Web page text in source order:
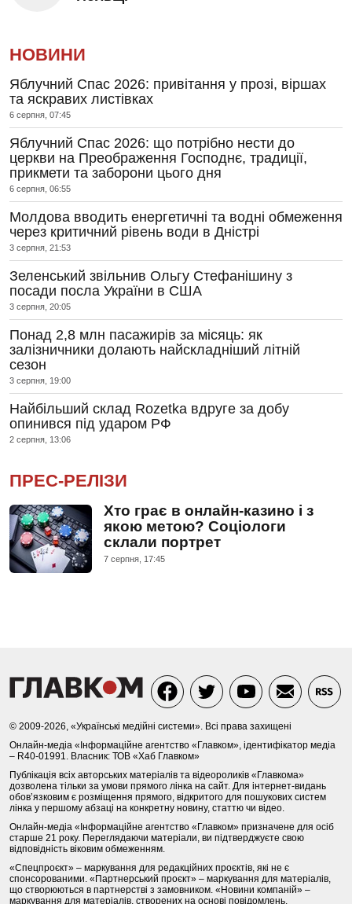
НОВИНИ
Яблучний Спас 2026: привітання у прозі, віршах
та яскравих листівках
6 серпня, 07:45
Яблучний Спас 2026: що потрібно нести до
церкви на Преображення Господнє, традиції,
прикмети та заборони цього дня
6 серпня, 06:55
Молдова вводить енергетичні та водні обмеження
через критичний рівень води в Дністрі
3 серпня, 21:53
Зеленський звільнив Ольгу Стефанішину з
посади посла України в США
3 серпня, 20:05
Понад 2,8 млн пасажирів за місяць: як
залізничники долають найскладніший літній
сезон
3 серпня, 19:00
Найбільший склад Rozetka вдруге за добу
опинився під ударом РФ
2 серпня, 13:06
ПРЕС-РЕЛІЗИ
Хто грає в онлайн-казино і з
якою метою? Соціологи
склали портрет
7 серпня, 17:45
© 2009-2026, «Українські медійні системи». Всі права захищені
Онлайн-медіа «Інформаційне агентство «Главком», ідентифікатор медіа
– R40-01991. Власник: ТОВ «Хаб Главком»
Публікація всіх авторських матеріалів та відеороликів «Главкома»
дозволена тільки за умови прямого лінка на сайт. Для інтернет-видань
обов’язковим є розміщення прямого, відкритого для пошукових систем
лінка у першому абзаці на конкретну новину, статтю чи відео.
Онлайн-медіа «Інформаційне агентство «Главком» призначене для осіб
старше 21 року. Переглядаючи матеріали, ви підтверджуєте свою
відповідність віковим обмеженням.
«Спецпроєкт» – маркування для редакційних проєктів, які не є
спонсорованими. «Партнерський проєкт» – маркування для матеріалів,
що створюються в партнерстві з замовником. «Новини компаній» –
маркування для матеріалів, створених на основі повідомлень,